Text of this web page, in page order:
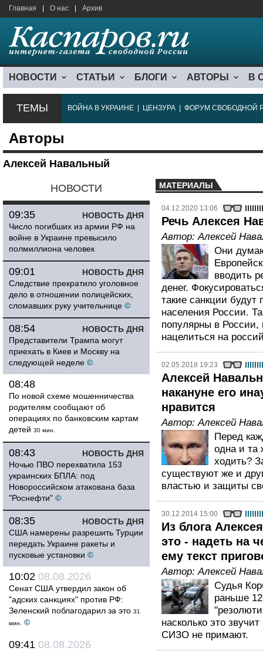
Главная О нас Архив
НОВОСТИ СТАТЬИ БЛОГИ АВТОРЫ В
ТЕМЫ ВОЙНА В УКРАИНЕ ЦЕНЗУРА ФОРУМ СВОБОДНОЙ
Авторы
Алексей Навальный
НОВОСТИ
НОВОСТЬ ДНЯ
09:35
Число погибших из армии РФ на
войне в Украине превысило
полмиллиона человек
НОВОСТЬ ДНЯ
09:01
Следствие прекратило уголовное
дело в отношении полицейских,
сломавших руку учительнице ©
НОВОСТЬ ДНЯ
08:54
Представители Трампа могут
приехать в Киев и Москву на
следующей неделе ©
08:48
По новой схеме мошенничества
родителям сообщают об
операциях по банковским картам
детей 30 мин.
НОВОСТЬ ДНЯ
08:43
Ночью ПВО перехватила 153
украинских БПЛА: под
Новороссийском атакована база
"Роснефти" ©
НОВОСТЬ ДНЯ
08:35
США намерены разрешить Турции
передать Украине ракеты и
пусковые установки ©
10:02 08.08.2026
Сенат США утвердил закон об
"адских санкциях" против РФ:
Зеленский поблагодарил за это 31
мин.
©
09:41 08.08.2026
МАТЕРИАЛЫ
04.12.2020 13:06
Речь Алексея
Автор:Алексей
Они
вводить
денег.
такие санкции будут
населения России.
популярны в России,
нацелиться на
02.05.2018 19:23
Алексей
накануне его
нравится
Автор:Алексей
Перед
одна и та
ходить?
существуют же и
властью и защиты
30.12.2014 15:00
Из блога
это - надеть на
ему текст
Автор:Алексей
Судья
раньше
насколько это
СИЗО не примают.